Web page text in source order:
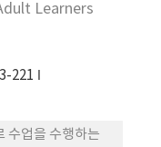
Learners
221
수업을 수행하는